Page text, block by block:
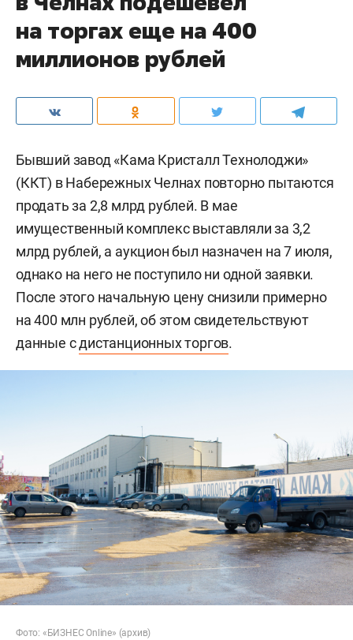
на торгах еще на 400
миллионов рублей
Бывший завод «Кама Кристалл Технолоджи»
(ККТ) в Набережных Челнах повторно пытаются
продать за 2,8 млрд рублей. В мае
имущественный комплекс выставляли за 3,2
млрд рублей, а аукцион был назначен на 7 июля,
однако на него не поступило ни одной заявки.
После этого начальную цену снизили примерно
на 400 млн рублей, об этом свидетельствуют
данные сдистанционных торгов.
Фото: «БИЗНЕС Online» (архив)